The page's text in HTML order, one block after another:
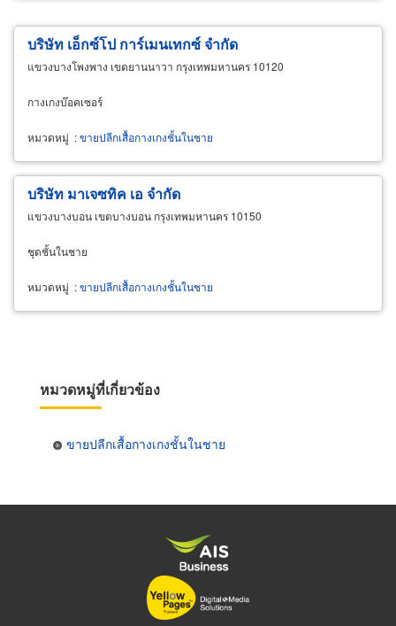
บริษัท เอ็กซ์โป การ์เมนเทกซ์ จำกัด
แขวงบางโพงพาง เขตยานนาวา กรุงเทพมหานคร 10120
กางเกงบ๊อคเซอร์
หมวดหมู่ :ขายปลีกเสื้อกางเกงชั้นในชาย
บริษัท มาเจซทิค เอ จำกัด
แขวงบางบอน เขตบางบอน กรุงเทพมหานคร 10150
ชุดชั้นในชาย
หมวดหมู่ :ขายปลีกเสื้อกางเกงชั้นในชาย
หมวดหมู่ที่เกี่ยวข้อง
ขายปลีกเสื้อกางเกงชั้นในชาย